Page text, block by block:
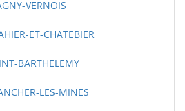
VERNOIS
ET-CHATEBIER
BARTHELEMY
LES-MINES